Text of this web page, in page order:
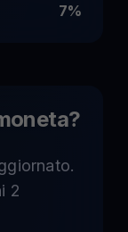
7%
?
2